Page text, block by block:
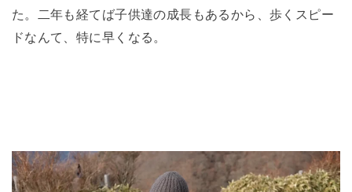
た。二年も経てば子供達の成長もあるから、歩くスピー
ドなんて、特に早くなる。